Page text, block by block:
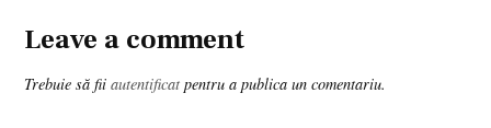
Leave
comment
Trebuie să fiiautentificat pentru a publica un comentariu.
Leave a comment